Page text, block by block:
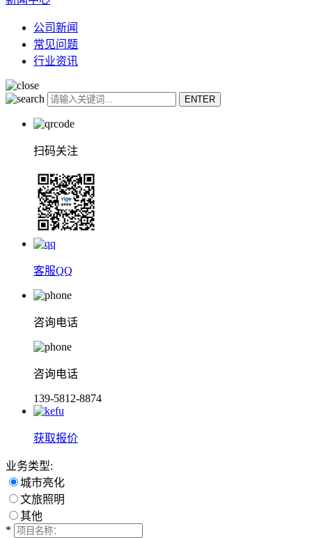
公司新闻
常见问题
行业资讯
扫码关注
客服QQ
咨询电话
咨询电话
139-5812-8874
获取报价
业务类型:
城市亮化
文旅照明
其他
*